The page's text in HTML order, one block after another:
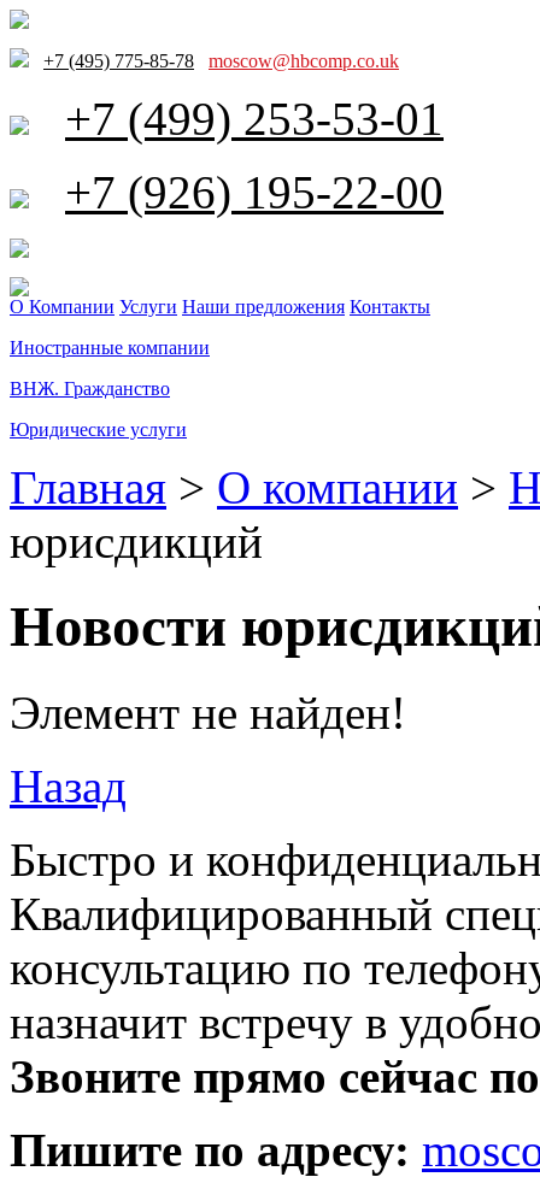
+7 (495) 775-85-78 moscow@hbcomp.co.uk
+7 (499) 253-53-01
+7 (926) 195-22-00
О Компании Услуги Наши предложения Контакты
Иностранные компании
ВНЖ. Гражданство
Юридические услуги
Главная > О компании >
юрисдикций
Новости
Элемент не найден!
Назад
Быстро и
Квалифицированный
консультацию по
назначит встречу в
Звоните прямо сейчас
Пишите по адресу: